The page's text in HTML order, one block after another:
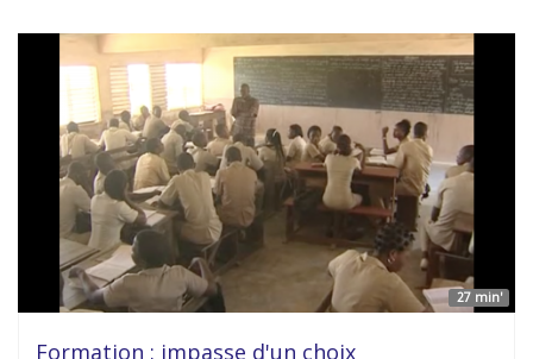
27 min'
Formation : impasse d'un choix